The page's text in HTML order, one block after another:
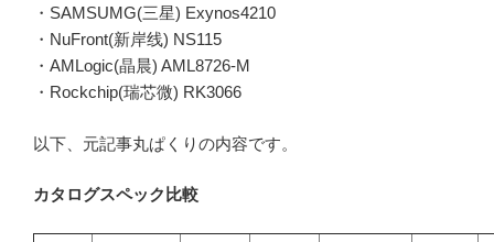
・SAMSUMG(三星) Exynos4210
・NuFront(新岸线) NS115
・AMLogic(晶晨) AML8726-M
・Rockchip(瑞芯微) RK3066
以下、元記事丸ぱくりの内容です。
カタログスペック比較